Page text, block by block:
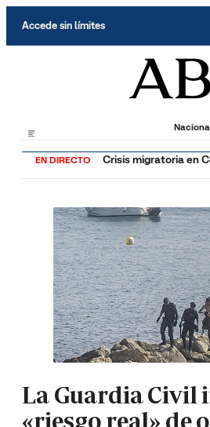
Accede sin límites
EN DIRECTO Crisis migratoria en
La Guardia Civil